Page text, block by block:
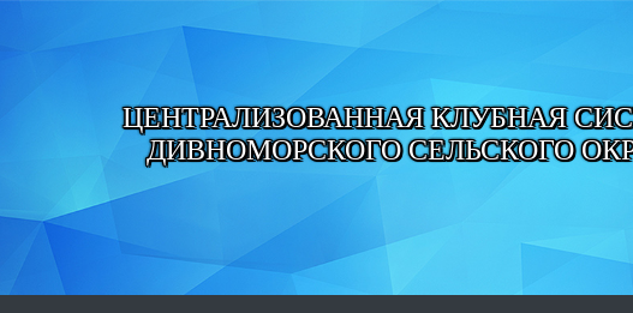
ЦЕНТРАЛИЗОВАННАЯ КЛУБНАЯ
ДИВНОМОРСКОГО СЕЛЬСКОГО